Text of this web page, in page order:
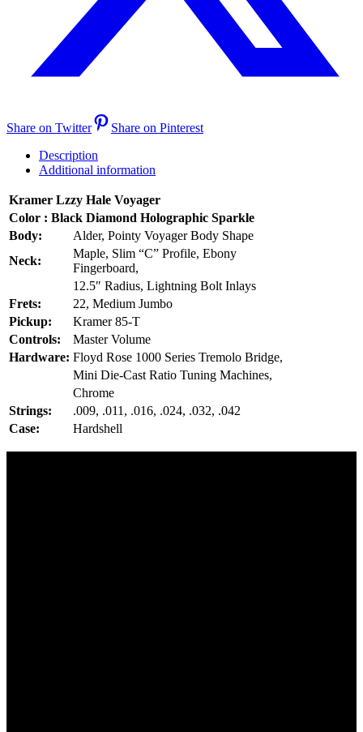
Share on Twitter
Share on Pinterest
Description
Additional information
Kramer Lzzy Hale Voyager
Color : Black Diamond Holographic Sparkle
Body:
Alder, Pointy Voyager Body Shape
Neck:
Maple, Slim “C” Profile, Ebony
Fingerboard,
12.5″ Radius, Lightning Bolt Inlays
Frets:
22, Medium Jumbo
Pickup:
Kramer 85-T
Controls:
Master Volume
Hardware: Floyd Rose 1000 Series Tremolo Bridge,
Mini Die-Cast Ratio Tuning Machines,
Chrome
Strings:
.009, .011, .016, .024, .032, .042
Case:
Hardshell